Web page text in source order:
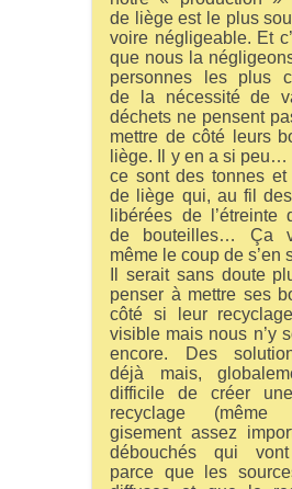
de liège est le plus
voire négligeable. Et
que nous la
personnes les plus
de la nécessité de
déchets ne pensent
mettre de côté leurs
liège. Il y en a si peu…
ce sont des tonnes et
de liège qui, au fil
libérées de l’étreinte
de bouteilles… Ça
même le coup de s’en
Il serait sans doute
penser à mettre ses
côté si leur
visible mais nous n’y
encore. Des
déjà mais,
difficile de créer
recyclage
gisement assez
débouchés qui
parce que les